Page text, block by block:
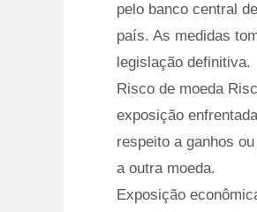
pelo banco central
país. As medidas
legislação definitiva.
Risco de moeda
exposição
respeito a ganhos
a outra moeda.
Exposição